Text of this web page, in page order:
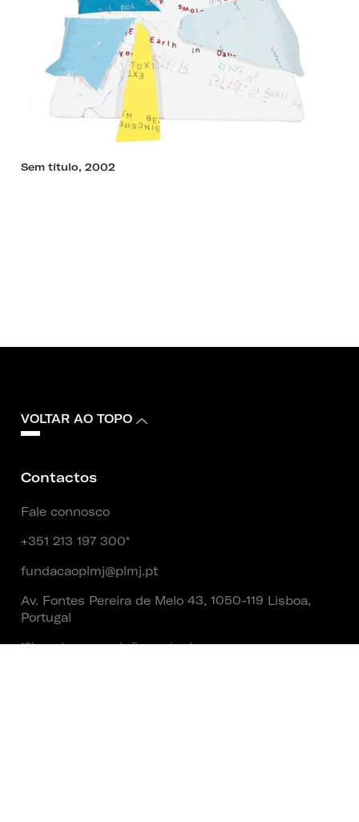
Sem título, 2002
VOLTAR AO TOPO
Contactos
Fale connosco
+351 213 197 300*
fundacaoplmj@plmj.pt
Av. Fontes Pereira de Melo 43, 1050-119 Lisboa,
Portugal
*Chamada para a rede fixa nacional